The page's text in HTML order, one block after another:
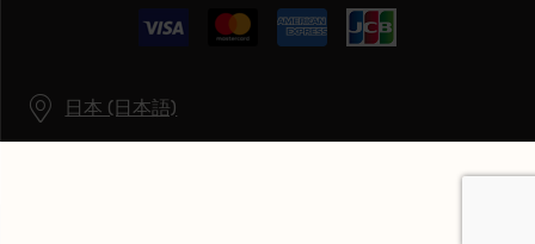
日本 (日本語)